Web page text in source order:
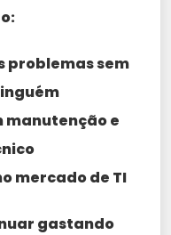
problemas sem
manutenção e
mercado de TI
gastando